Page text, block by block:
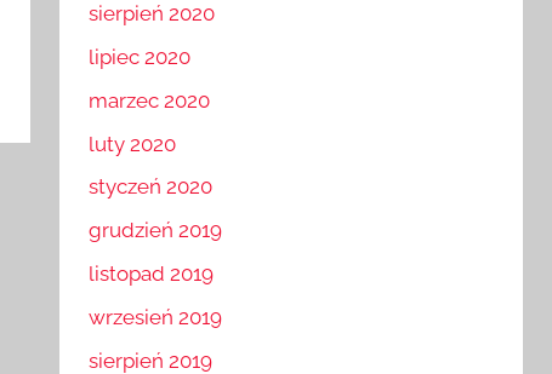
sierpień 2020
lipiec 2020
marzec 2020
luty 2020
styczeń 2020
grudzień 2019
listopad 2019
wrzesień 2019
sierpień 2019